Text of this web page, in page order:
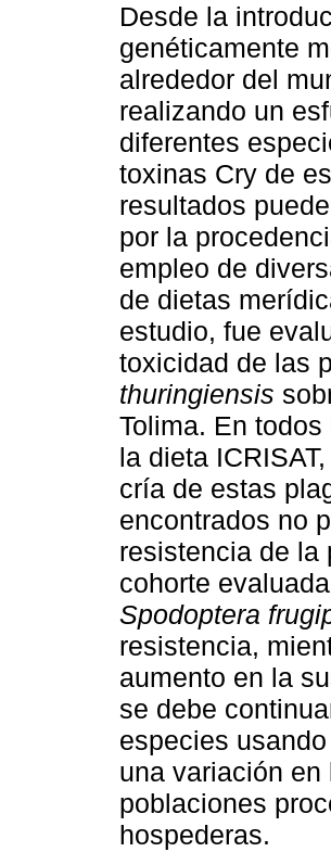
Desde la
genéticamente
alrededor del
realizando un
diferentes
toxinas Cry de
resultados
por la
empleo de
de dietas
estudio, fue
toxicidad de las
thuringiensis
Tolima. En
la dieta
cría de estas
encontrados no
resistencia de
cohorte
Spodoptera
resistencia,
aumento en la
se debe
especies
una variación
poblaciones
hospederas.